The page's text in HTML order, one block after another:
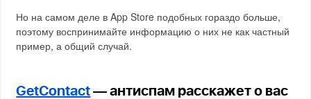
Но на самом деле в App Store подобных гораздо больше,
поэтому воспринимайте информацию о них не как частный
пример, а общий случай.
GetContact — антиспам расскажет о вас